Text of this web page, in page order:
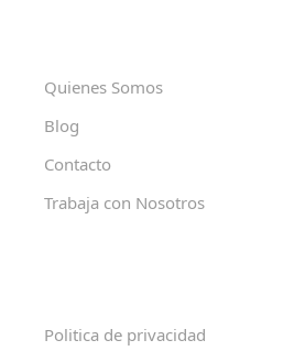
Quienes Somos
Blog
Contacto
Trabaja con Nosotros
Politica de privacidad